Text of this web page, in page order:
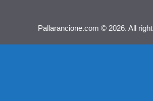
Pallarancione.com © 2026. All